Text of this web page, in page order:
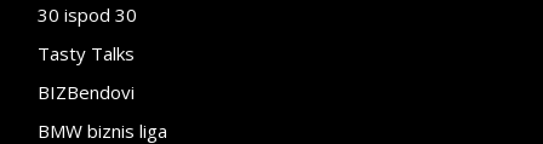
30 ispod 30
Tasty Talks
BIZBendovi
BMW biznis liga